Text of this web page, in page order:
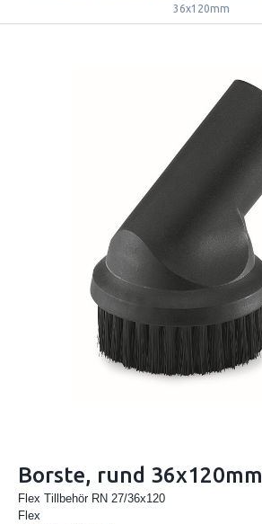
36x120mm
Borste, rund 36x120mm
Flex Tillbehör RN 27/36x120
Flex